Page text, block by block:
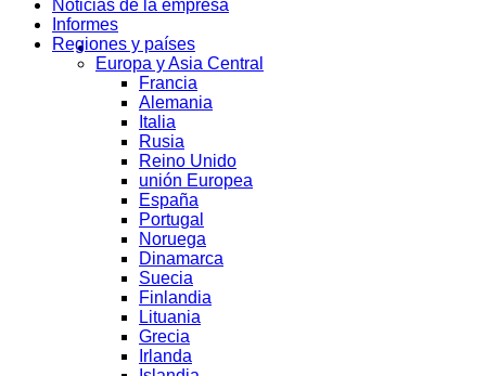
Noticias de la empresa
Informes
Regiones y países
Europa y Asia Central
Francia
Alemania
Italia
Rusia
Reino Unido
unión Europea
España
Portugal
Noruega
Dinamarca
Suecia
Finlandia
Lituania
Grecia
Irlanda